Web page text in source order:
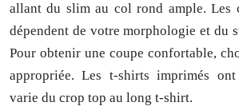
allant du slim au col rond ample. Les
dépendent de votre morphologie et du
Pour obtenir une coupe confortable,
appropriée. Les t-shirts imprimés
varie du crop top au long t-shirt.